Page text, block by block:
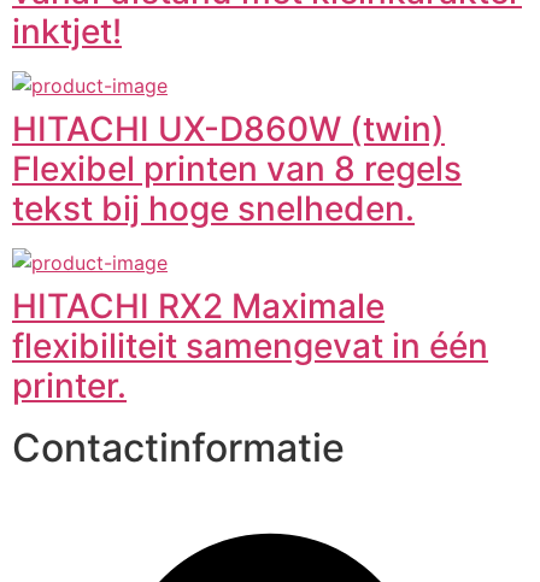
inktjet!
HITACHI UX-D860W (twin)
Flexibel printen van 8 regels
tekst bij hoge snelheden.
HITACHI RX2 Maximale
flexibiliteit samengevat in één
printer.
Contactinformatie